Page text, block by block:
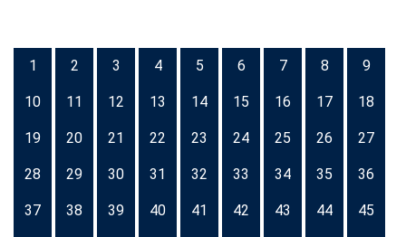
1 2 3 4 5 6 7 8 9
10 11 12 13 14 15 16 17 18
19 20 21 22 23 24 25 26 27
28 29 30 31 32 33 34 35 36
37 38 39 40 41 42 43 44 45